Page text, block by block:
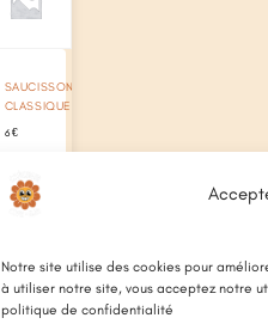
Notre site utilise des cookies pour
à utiliser notre site, vous acceptez notre
politique de confidentialité
SAUCISSON
CLASSIQUE
6 €